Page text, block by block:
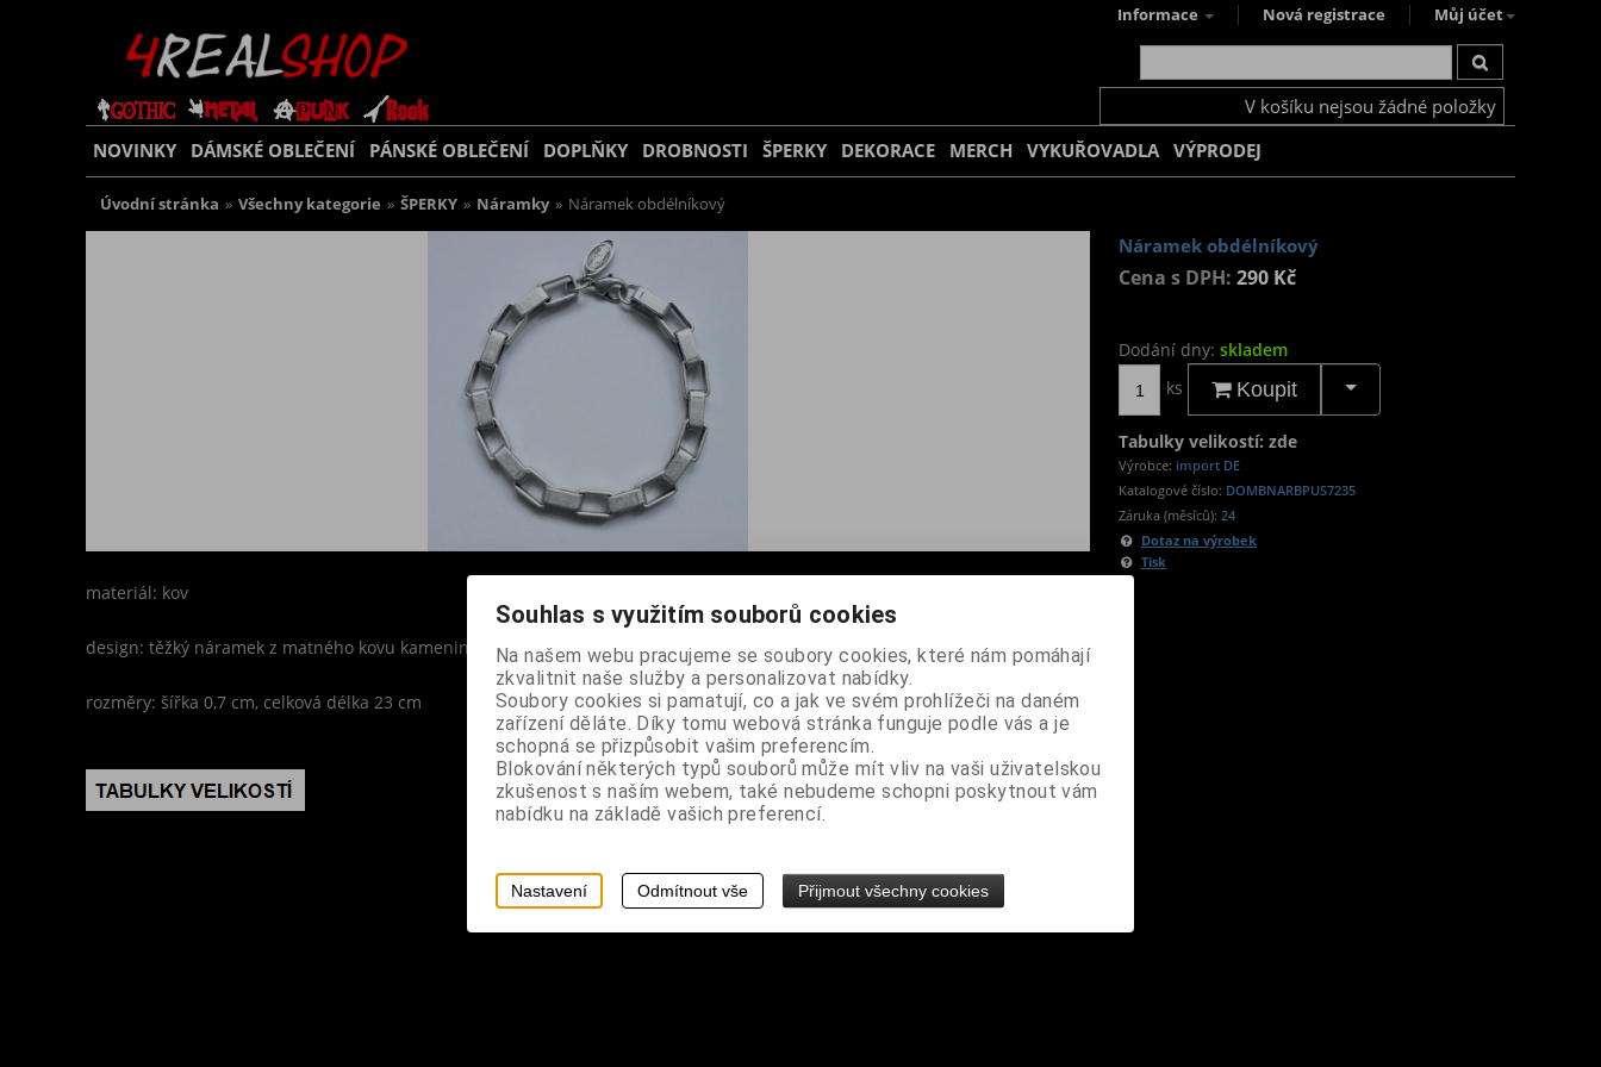
Informace Nová registrace Můj účet
V košíku nejsou žádné položky
NOVINKY DÁMSKÉ OBLEČENÍ PÁNSKÉ OBLEČENÍ DOPLŇKY DROBNOSTI ŠPERKY DEKORACE MERCH VYKUŘOVADLA VÝPRODEJ
Úvodní stránka » Všechny kategorie » ŠPERKY » Náramky » Náramek obdélníkový
Náramek obdélníkový
Cena s DPH: 290 Kč
Dodání dny: skladem
ks
Koupit
Tabulky velikostí: zde
Výrobce: import DE
Katalogové číslo: DOMBNARBPUS7235
Záruka (měsíců): 24
Dotaz na výrobek
Tisk
materiál: kov
design: těžký náramek z matného kovu kameninového vzhledu tvořený spojenými obdélníky, zapínání na karabinku
rozměry: šířka 0,7 cm, celková délka 23 cm
Souhlas s využitím souborů cookies
Na našem webu pracujeme se soubory cookies, které nám pomáhají
zkvalitnit naše služby a personalizovat nabídky.
Soubory cookies si pamatují, co a jak ve svém prohlížeči na daném
zařízení děláte. Díky tomu webová stránka funguje podle vás a je
schopná se přizpůsobit vašim preferencím.
Blokování některých typů souborů může mít vliv na vaši uživatelskou
zkušenost s naším webem, také nebudeme schopni poskytnout vám
nabídku na základě vašich preferencí.
Nastavení Odmítnout vše Přijmout všechny cookies